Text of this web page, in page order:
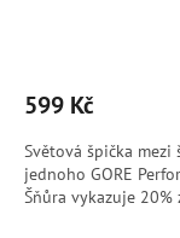
599 Kč
Světová špička mezi
jednoho GORE
Šňůra vykazuje